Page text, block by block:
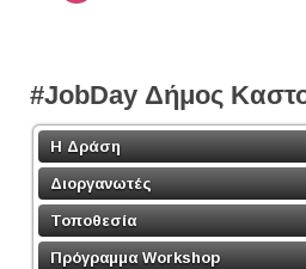
#JobDay Δήμος
Η Δράση
Διοργανωτές
Τοποθεσία
Πρόγραμμα Workshop